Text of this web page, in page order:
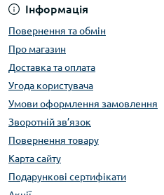
Інформація
Повернення та обмін
Про магазин
Доставка та оплата
Угода користувача
Умови оформлення замовлення
Зворотній зв’язок
Повернення товару
Карта сайту
Подарункові сертифікати